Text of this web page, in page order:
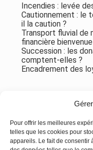
Pour offrir les meilleures
telles que les cookies pour
appareils. Le fait de consentir
Incendies : levée
Cautionnement : le
il la caution ?
Transport fluvial de
financière bienvenue
Succession : les
comptent-elles ?
Encadrement des
Aucun commentaire